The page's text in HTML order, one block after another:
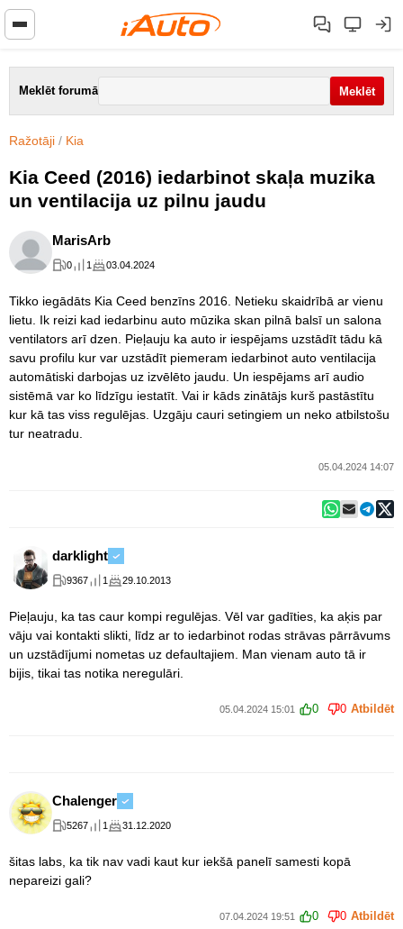
Meklēt forumā
Ražotāji / Kia
Kia Ceed (2016) iedarbinot skaļa muzika
un ventilacija uz pilnu jaudu
MarisArb
0 1 03.04.2024
Tikko iegādāts Kia Ceed benzīns 2016. Netieku skaidrībā ar vienu
lietu. Ik reizi kad iedarbinu auto mūzika skan pilnā balsī un salona
ventilators arī dzen. Pieļauju ka auto ir iespējams uzstādīt tādu kā
savu profilu kur var uzstādīt piemeram iedarbinot auto ventilacija
automātiski darbojas uz izvēlēto jaudu. Un iespējams arī audio
sistēmā var ko līdzīgu iestatīt. Vai ir kāds zinātājs kurš pastāstītu
kur kā tas viss regulējas. Uzgāju cauri setingiem un neko atbilstošu
tur neatradu.
05.04.2024 14:07
darklight
9367 1 29.10.2013
Pieļauju, ka tas caur kompi regulējas. Vēl var gadīties, ka aķis par
vāju vai kontakti slikti, līdz ar to iedarbinot rodas strāvas pārrāvums
un uzstādījumi nometas uz defaultajiem. Man vienam auto tā ir
bijis, tikai tas notika neregulāri.
05.04.2024 15:01 0 0 Atbildēt
Chalenger
5267 1 31.12.2020
šitas labs, ka tik nav vadi kaut kur iekšā panelī samesti kopā
nepareizi gali?
07.04.2024 19:51 0 0 Atbildēt